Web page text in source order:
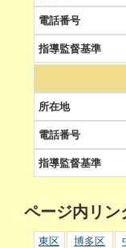
ページ内リン
東区 博多区